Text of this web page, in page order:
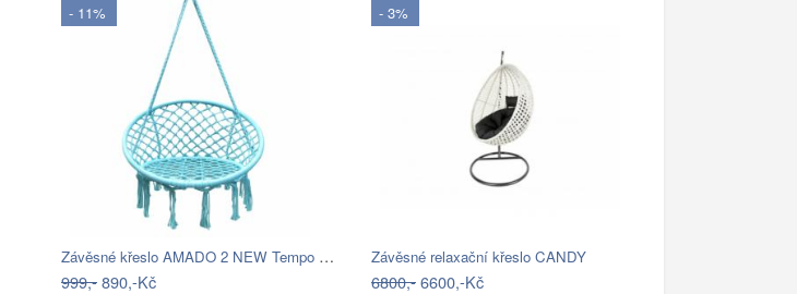
- 11%
Závěsné křeslo AMADO 2 NEW Tempo Kondela
999,-890,-Kč
- 3%
Závěsné relaxační křeslo CANDY
6800,-6600,-Kč